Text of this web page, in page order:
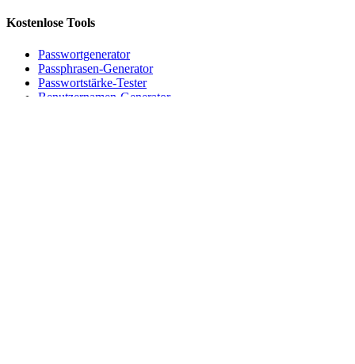
Kostenlose Tools
Passwortgenerator
Passphrasen-Generator
Passwortstärke-Tester
Benutzernamen-Generator